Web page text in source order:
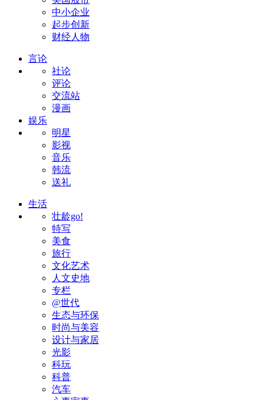
中小企业
起步创新
财经人物
言论
社论
评论
交流站
漫画
娱乐
明星
影视
音乐
韩流
送礼
生活
壮龄go!
特写
美食
旅行
文化艺术
人文史地
专栏
@世代
生态与环保
时尚与美容
设计与家居
光影
科玩
科普
汽车